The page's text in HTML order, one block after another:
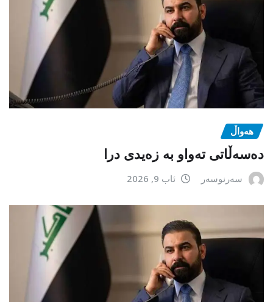
هەواڵ
دەسەڵاتی تەواو بە زەیدی درا
سەرنوسەر ئاب 9, 2026